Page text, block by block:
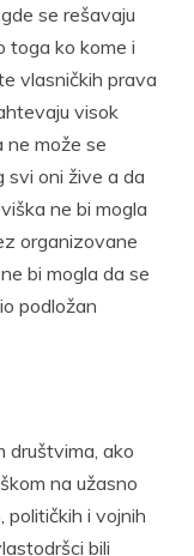
se rešavaju
toga ko kome i
vlasničkih prava
visok
može se
svi oni žive a da
ne bi mogla
organizovane
bi mogla da se
podložan
društvima, ako
na užasno
političkih i vojnih
bili